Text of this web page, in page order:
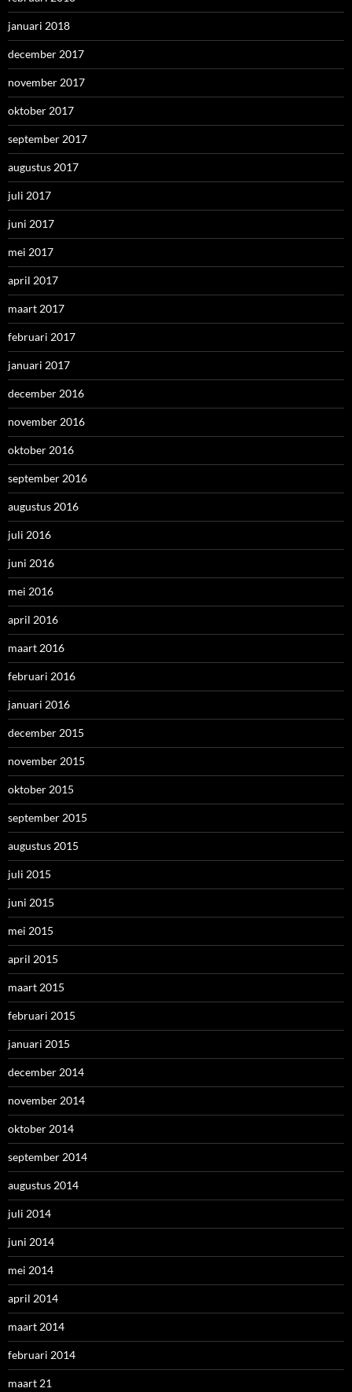
januari 2018
december 2017
november 2017
oktober 2017
september 2017
augustus 2017
juli 2017
juni 2017
mei 2017
april 2017
maart 2017
februari 2017
januari 2017
december 2016
november 2016
oktober 2016
september 2016
augustus 2016
juli 2016
juni 2016
mei 2016
april 2016
maart 2016
februari 2016
januari 2016
december 2015
november 2015
oktober 2015
september 2015
augustus 2015
juli 2015
juni 2015
mei 2015
april 2015
maart 2015
februari 2015
januari 2015
december 2014
november 2014
oktober 2014
september 2014
augustus 2014
juli 2014
juni 2014
mei 2014
april 2014
maart 2014
februari 2014
maart 21